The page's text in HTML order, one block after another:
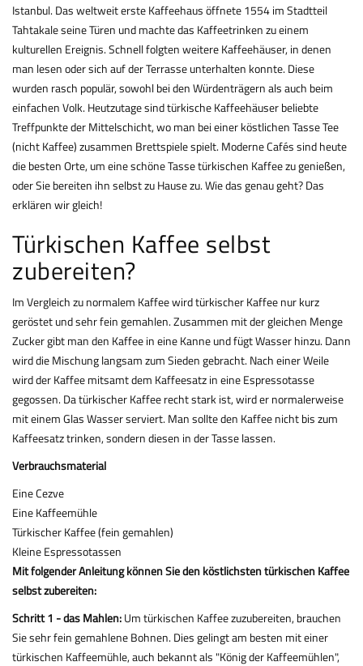
Istanbul. Das weltweit erste Kaffeehaus öffnete 1554 im Stadtteil
Tahtakale seine Türen und machte das Kaffeetrinken zu einem
kulturellen Ereignis. Schnell folgten weitere Kaffeehäuser, in denen
man lesen oder sich auf der Terrasse unterhalten konnte. Diese
wurden rasch populär, sowohl bei den Würdenträgern als auch beim
einfachen Volk. Heutzutage sind türkische Kaffeehäuser beliebte
Treffpunkte der Mittelschicht, wo man bei einer köstlichen Tasse Tee
(nicht Kaffee) zusammen Brettspiele spielt. Moderne Cafés sind heute
die besten Orte, um eine schöne Tasse türkischen Kaffee zu genießen,
oder Sie bereiten ihn selbst zu Hause zu. Wie das genau geht? Das
erklären wir gleich!
Türkischen Kaffee selbst
zubereiten?
Im Vergleich zu normalem Kaffee wird türkischer Kaffee nur kurz
geröstet und sehr fein gemahlen. Zusammen mit der gleichen Menge
Zucker gibt man den Kaffee in eine Kanne und fügt Wasser hinzu. Dann
wird die Mischung langsam zum Sieden gebracht. Nach einer Weile
wird der Kaffee mitsamt dem Kaffeesatz in eine Espressotasse
gegossen. Da türkischer Kaffee recht stark ist, wird er normalerweise
mit einem Glas Wasser serviert. Man sollte den Kaffee nicht bis zum
Kaffeesatz trinken, sondern diesen in der Tasse lassen.
Verbrauchsmaterial
Eine Cezve
Eine Kaffeemühle
Türkischer Kaffee (fein gemahlen)
Kleine Espressotassen
Mit folgender Anleitung können Sie den köstlichsten türkischen Kaffee
selbst zubereiten:
Schritt 1 - das Mahlen:Um türkischen Kaffee zuzubereiten, brauchen
Sie sehr fein gemahlene Bohnen. Dies gelingt am besten mit einer
türkischen Kaffeemühle, auch bekannt als "König der Kaffeemühlen",